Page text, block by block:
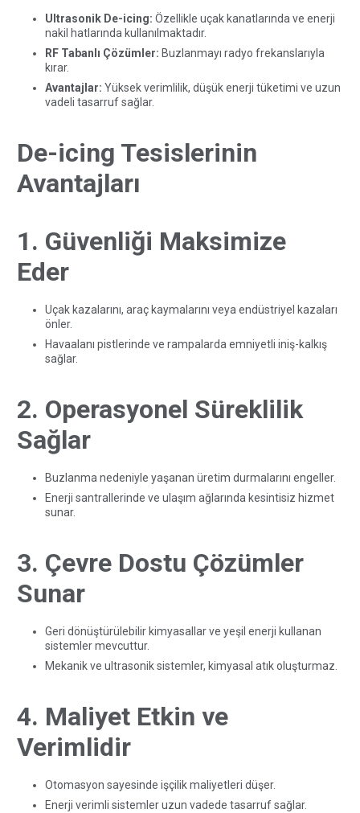
Ultrasonik De-icing: Özellikle uçak kanatlarında ve enerji
nakil hatlarında kullanılmaktadır.
RF Tabanlı Çözümler: Buzlanmayı radyo frekanslarıyla
kırar.
Avantajlar: Yüksek verimlilik, düşük enerji tüketimi ve uzun
vadeli tasarruf sağlar.
De-icing Tesislerinin
Avantajları
1. Güvenliği Maksimize
Eder
Uçak kazalarını, araç kaymalarını veya endüstriyel kazaları
önler.
Havaalanı pistlerinde ve rampalarda emniyetli iniş-kalkış
sağlar.
2. Operasyonel Süreklilik
Sağlar
Buzlanma nedeniyle yaşanan üretim durmalarını engeller.
Enerji santrallerinde ve ulaşım ağlarında kesintisiz hizmet
sunar.
3. Çevre Dostu Çözümler
Sunar
Geri dönüştürülebilir kimyasallar ve yeşil enerji kullanan
sistemler mevcuttur.
Mekanik ve ultrasonik sistemler, kimyasal atık oluşturmaz.
4. Maliyet Etkin ve
Verimlidir
Otomasyon sayesinde işçilik maliyetleri düşer.
Enerji verimli sistemler uzun vadede tasarruf sağlar.